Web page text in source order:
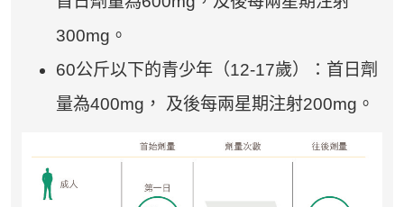
300mg。
60公斤以下的青少年（12-17歲）：首日劑
量為400mg， 及後每兩星期注射200mg。